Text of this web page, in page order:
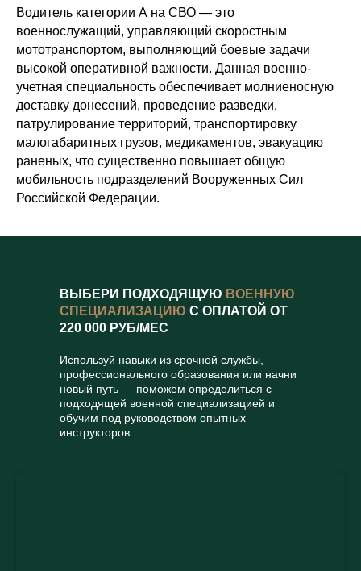
Водитель категории А на СВО — это
военнослужащий, управляющий скоростным
мототранспортом, выполняющий боевые задачи
высокой оперативной важности. Данная военно-
учетная специальность обеспечивает молниеносную
доставку донесений, проведение разведки,
патрулирование территорий, транспортировку
малогабаритных грузов, медикаментов, эвакуацию
раненых, что существенно повышает общую
мобильность подразделений Вооруженных Сил
Российской Федерации.
ВЫБЕРИ ПОДХОДЯЩУЮ ВОЕННУЮ
СПЕЦИАЛИЗАЦИЮ С ОПЛАТОЙ ОТ
220 000 РУБ/МЕС
Используй навыки из срочной службы,
профессионального образования или начни
новый путь — поможем определиться с
подходящей военной специализацией и
обучим под руководством опытных
инструкторов.